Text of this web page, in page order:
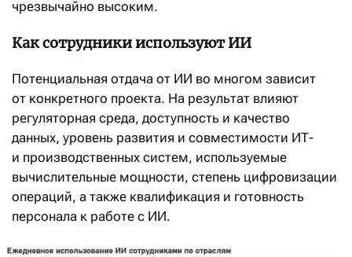
чрезвычайно высоким.
Как сотрудники используют ИИ
Потенциальная отдача от ИИ во многом зависит
от конкретного проекта. На результат влияют
регуляторная среда, доступность и качество
данных, уровень развития и совместимости ИТ-
и производственных систем, используемые
вычислительные мощности, степень цифровизации
операций, а также квалификация и готовность
персонала к работе с ИИ.